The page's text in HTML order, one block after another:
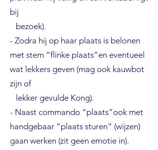
bij
bezoek).
- Zodra hij op haar plaats is belonen
met stem ”flinke plaats”en eventueel
wat lekkers geven (mag ook kauwbot
zijn of
lekker gevulde Kong).
- Naast commando “plaats”ook met
handgebaar “plaats sturen” (wijzen)
gaan werken (zit geen emotie in).